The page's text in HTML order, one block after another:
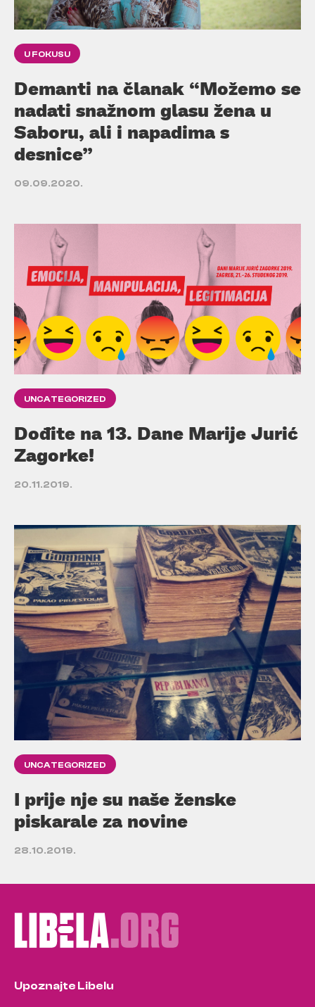
U FOKUSU
Demanti na članak “Možemo se
nadati snažnom glasu žena u
Saboru, ali i napadima s
desnice”
09.09.2020.
UNCATEGORIZED
Dođite na 13. Dane Marije Jurić
Zagorke!
20.11.2019.
UNCATEGORIZED
I prije nje su naše ženske
piskarale za novine
28.10.2019.
Upoznajte Libelu